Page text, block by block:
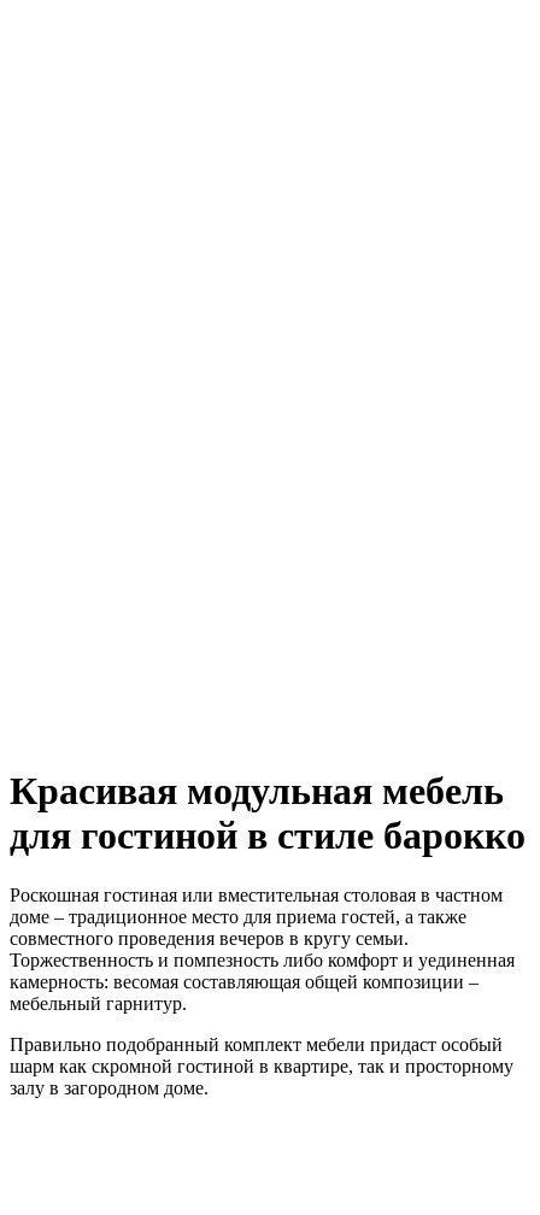
Красивая модульная мебель
для гостиной в стиле барокко
Роскошная гостиная или вместительная столовая в частном
доме – традиционное место для приема гостей, а также
совместного проведения вечеров в кругу семьи.
Торжественность и помпезность либо комфорт и уединенная
камерность: весомая составляющая общей композиции –
мебельный гарнитур.
Правильно подобранный комплект мебели придаст особый
шарм как скромной гостиной в квартире, так и просторному
залу в загородном доме.